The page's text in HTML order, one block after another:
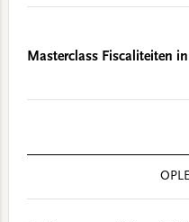
Masterclass Fiscaliteiten